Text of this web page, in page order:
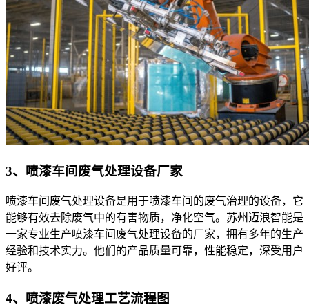
3、喷漆车间废气处理设备厂家
喷漆车间废气处理设备是用于喷漆车间的废气治理的设备，它
能够有效去除废气中的有害物质，净化空气。苏州迈浪智能是
一家专业生产喷漆车间废气处理设备的厂家，拥有多年的生产
经验和技术实力。他们的产品质量可靠，性能稳定，深受用户
好评。
4、喷漆废气处理工艺流程图